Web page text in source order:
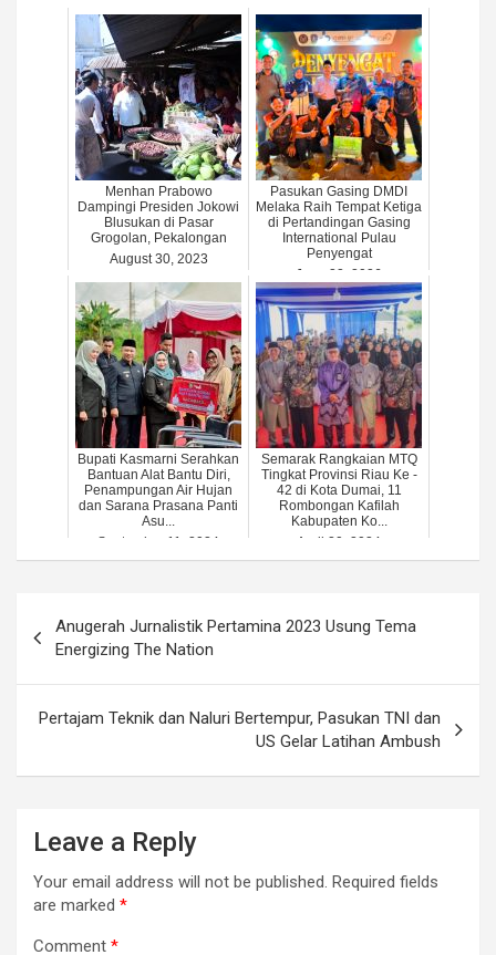
Menhan Prabowo
Dampingi Presiden Jokowi
Blusukan di Pasar
Grogolan, Pekalongan
August 30, 2023
Pasukan Gasing DMDI
Melaka Raih Tempat Ketiga
di Pertandingan Gasing
International Pulau
Penyengat
June 22, 2026
Bupati Kasmarni Serahkan
Bantuan Alat Bantu Diri,
Penampungan Air Hujan
dan Sarana Prasana Panti
Asu...
September 11, 2024
Semarak Rangkaian MTQ
Tingkat Provinsi Riau Ke -
42 di Kota Dumai, 11
Rombongan Kafilah
Kabupaten Ko...
April 20, 2024
navigation
Anugerah Jurnalistik Pertamina 2023 Usung Tema
Energizing The Nation
Pertajam Teknik dan Naluri Bertempur, Pasukan TNI dan
US Gelar Latihan Ambush
Leave a Reply
Your email address will not be published. Required fields
are marked *
Comment *